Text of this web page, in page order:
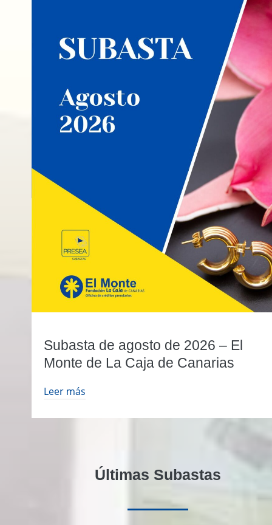
Subasta de agosto de 2026 – El
Monte de La Caja de Canarias
Leer más
Últimas Subastas